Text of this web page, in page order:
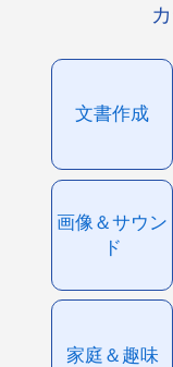
文書作成
画像＆サウン
ド
家庭＆趣味